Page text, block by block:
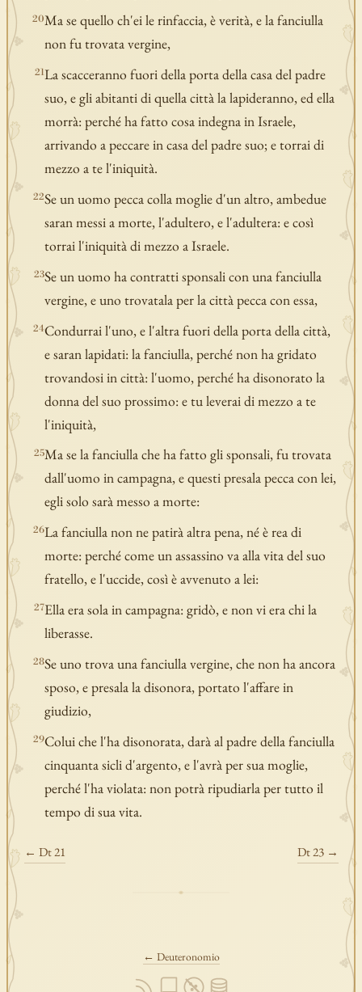
20Ma se quello ch'ei le rinfaccia, è verità, e la fanciulla
non fu trovata vergine,
21La scacceranno fuori della porta della casa del padre
suo, e gli abitanti di quella città la lapideranno, ed ella
morrà: perché ha fatto cosa indegna in Israele,
arrivando a peccare in casa del padre suo; e torrai di
mezzo a te l'iniquità.
22Se un uomo pecca colla moglie d'un altro, ambedue
saran messi a morte, l'adultero, e l'adultera: e così
torrai l'iniquità di mezzo a Israele.
23Se un uomo ha contratti sponsali con una fanciulla
vergine, e uno trovatala per la città pecca con essa,
24Condurrai l'uno, e l'altra fuori della porta della città,
e saran lapidati: la fanciulla, perché non ha gridato
trovandosi in città: l'uomo, perché ha disonorato la
donna del suo prossimo: e tu leverai di mezzo a te
l'iniquità,
25Ma se la fanciulla che ha fatto gli sponsali, fu trovata
dall'uomo in campagna, e questi presala pecca con lei,
egli solo sarà messo a morte:
26La fanciulla non ne patirà altra pena, né è rea di
morte: perché come un assassino va alla vita del suo
fratello, e l'uccide, così è avvenuto a lei:
27Ella era sola in campagna: gridò, e non vi era chi la
liberasse.
28Se uno trova una fanciulla vergine, che non ha ancora
sposo, e presala la disonora, portato l'affare in
giudizio,
29Colui che l'ha disonorata, darà al padre della fanciulla
cinquanta sicli d'argento, e l'avrà per sua moglie,
perché l'ha violata: non potrà ripudiarla per tutto il
tempo di sua vita.
← Dt 21 Dt 23 →
← Deuteronomio